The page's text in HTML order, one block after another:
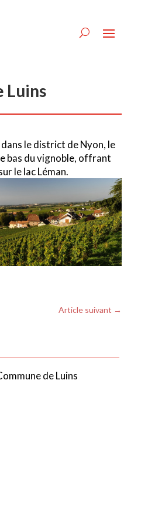
Luins
le district de Nyon, le
bas du vignoble, offrant
le lac Léman.
Article suivant →
de Luins